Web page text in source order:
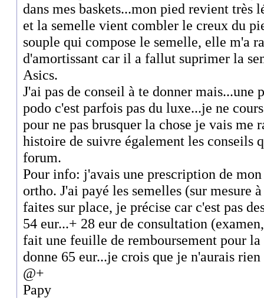
dans mes baskets...mon pied revient très
et la semelle vient combler le creux du
souple qui compose le semelle, elle m'a
d'amortissant car il a fallut suprimer la
Asics.
J'ai pas de conseil à te donner mais...une
podo c'est parfois pas du luxe...je ne
pour ne pas brusquer la chose je vais me
histoire de suivre également les conseils
forum.
Pour info: j'avais une prescription de
ortho. J'ai payé les semelles (sur mesure
faites sur place, je précise car c'est pas
54 eur...+ 28 eur de consultation
fait une feuille de remboursement pour
donne 65 eur...je crois que je n'aurais
@+
Papy